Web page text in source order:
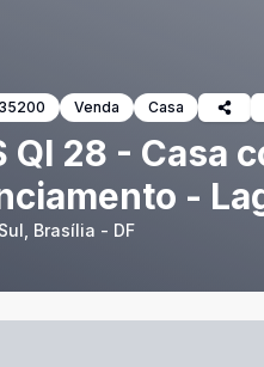
Venda Casa
QI 28 - Casa
-
Brasília - DF